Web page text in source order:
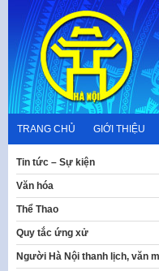
content
TRANG CHỦ GIỚI THIỆU
Tin tức – Sự kiện
Văn hóa
Thể Thao
Quy tắc ứng xử
Người Hà Nội thanh lịch, văn